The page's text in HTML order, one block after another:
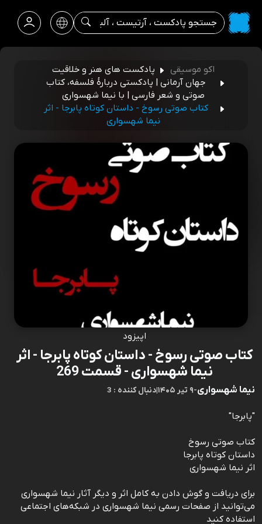
اکو موسیقی
پادکست های هنر و خلاقیت
جهان آرمانی | پادکستی دربارۀ فلسفه، کتاب
صوتی و شعر فارسی | با نیما شهسواری
کتاب صوتی رسوخ - داستان کوتاه پابرجا - اثر
نیما شهسواری
اپیزود
کتاب صوتی رسوخ - داستان کوتاه پابرجا - اثر
نیما شهسواری - قسمت 269
نیما شهسواری-۹ تیر ۱۴۰۵ |3 : دنبال کننده
"پابرجا"
کتاب صوتی رسوخ
داستان کوتاه پابرجا
اثر نیما شهسواری
برای دریافت و گوش دادن به کامل اثر و دیگر آثار نیما شهسواری
می‌توانید از صفحات رسمی نیما شهسواری در شبکه‌های اجتماعی
استفاده کنید